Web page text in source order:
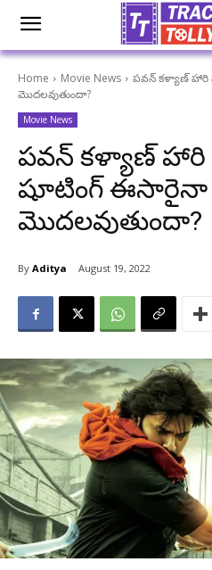
Home Movie News
పవన్ కళ్యాణ్ హారి
మొదలవుతుందా?
Movie News
పవన్ కళ్యాణ్ హారి
షూటింగ్ ఈసారైనా
మొదలవుతుందా?
By Aditya August 19, 2022